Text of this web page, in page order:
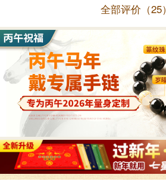
全部评价（25）